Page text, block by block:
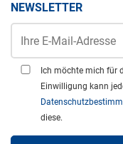
NEWSLETTER
Ich möchte mich für
Einwilligung kann
diese.